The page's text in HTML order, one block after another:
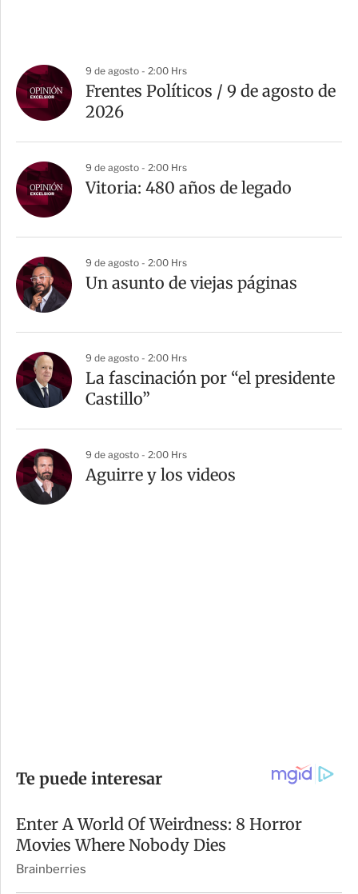
9 de agosto - 2:00 Hrs
Frentes Políticos / 9 de agosto de
2026
9 de agosto - 2:00 Hrs
Vitoria: 480 años de legado
9 de agosto - 2:00 Hrs
Un asunto de viejas páginas
9 de agosto - 2:00 Hrs
La fascinación por “el presidente
Castillo”
9 de agosto - 2:00 Hrs
Aguirre y los videos